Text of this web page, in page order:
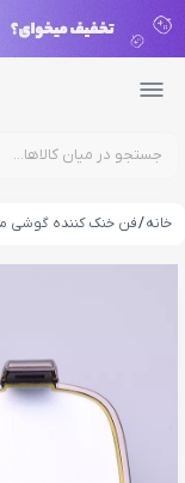
خانه/فن خنک کننده گوشی